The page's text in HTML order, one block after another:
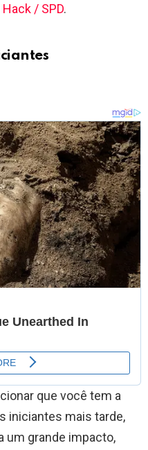
/ SPD.
que você tem a
iniciantes mais tarde,
um grande impacto,